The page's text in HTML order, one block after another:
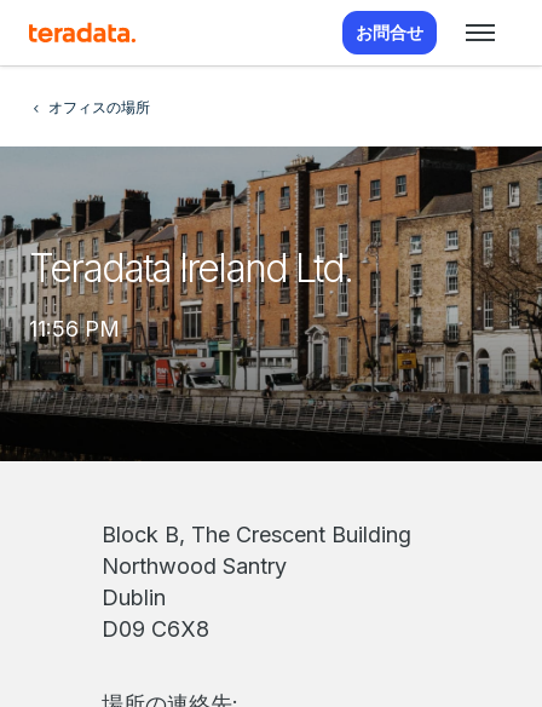
お問合せ
オフィスの場所
Teradata Ireland Ltd.
11:56 PM
Block B, The Crescent Building
Northwood Santry
Dublin
D09 C6X8